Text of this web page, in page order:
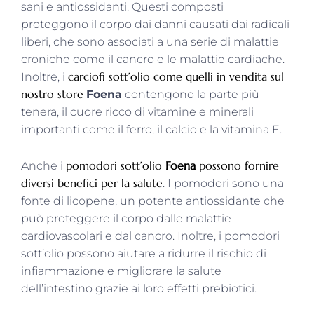
sani e antiossidanti. Questi composti
proteggono il corpo dai danni causati dai radicali
liberi, che sono associati a una serie di malattie
croniche come il cancro e le malattie cardiache.
Inoltre, i carciofi sott’olio come quelli in vendita sul
nostro store Foena contengono la parte più
tenera, il cuore ricco di vitamine e minerali
importanti come il ferro, il calcio e la vitamina E.
Anche i pomodori sott’olio Foena possono fornire
diversi benefici per la salute. I pomodori sono una
fonte di licopene, un potente antiossidante che
può proteggere il corpo dalle malattie
cardiovascolari e dal cancro. Inoltre, i pomodori
sott’olio possono aiutare a ridurre il rischio di
infiammazione e migliorare la salute
dell’intestino grazie ai loro effetti prebiotici.